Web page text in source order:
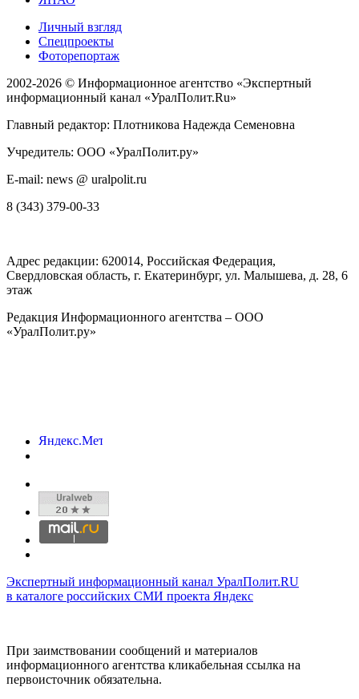
Личный взгляд
Спецпроекты
Фоторепортаж
2002-2026 © Информационное агентство «Экспертный
информационный канал «УралПолит.Ru»
Главный редактор: Плотникова Надежда Семеновна
Учредитель: ООО «УралПолит.ру»
E-mail: news @ uralpolit.ru
8 (343) 379-00-33
Адрес редакции: 620014, Российская Федерация,
Свердловская область, г. Екатеринбург, ул. Малышева, д. 28, 6
этаж
Редакция Информационного агентства – ООО
«УралПолит.ру»
Экспертный информационный канал УралПолит.RU
в каталоге российских СМИ проекта Яндекс
При заимствовании сообщений и материалов
информационного агентства кликабельная ссылка на
первоисточник обязательна.